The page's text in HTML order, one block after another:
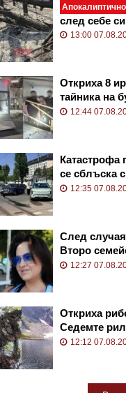
след себе
"Тракия"
13:00
Откриха 8
тайника на
12:44
Катастрофа
се сблъска
СНИМКИ
12:35
След
Второ
бременност
12:27
Откриха
Седемте
12:12